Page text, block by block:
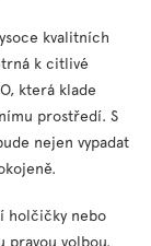
kvalitních
k citlivé
která klade
prostředí. S
nejen vypadat
holčičky nebo
pravou volbou.